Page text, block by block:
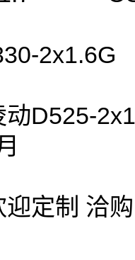
动D525-
迎定制 洽